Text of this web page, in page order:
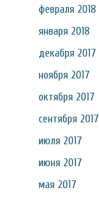
февраля 2018
января 2018
декабря 2017
ноября 2017
октября 2017
сентября 2017
июля 2017
июня 2017
мая 2017